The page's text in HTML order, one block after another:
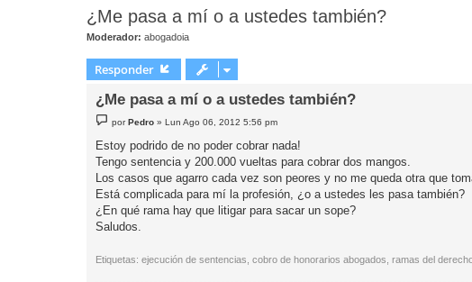
¿Me pasa a mí o a ustedes también?
Moderador: abogadoia
Responder
¿Me pasa a mí o a ustedes también?
e
s
a
e
porPedro »Lun Ago 06, 2012 5:56 pm
Estoy podrido de no poder cobrar nada!
Tengo sentencia y 200.000 vueltas para cobrar dos mangos.
Los casos que agarro cada vez son peores y no me queda otra que
Está complicada para mí la profesión, ¿o a ustedes les pasa también?
¿En qué rama hay que litigar para sacar un sope?
Saludos.
Etiquetas: ejecución de sentencias, cobro de honorarios abogados, ramas del